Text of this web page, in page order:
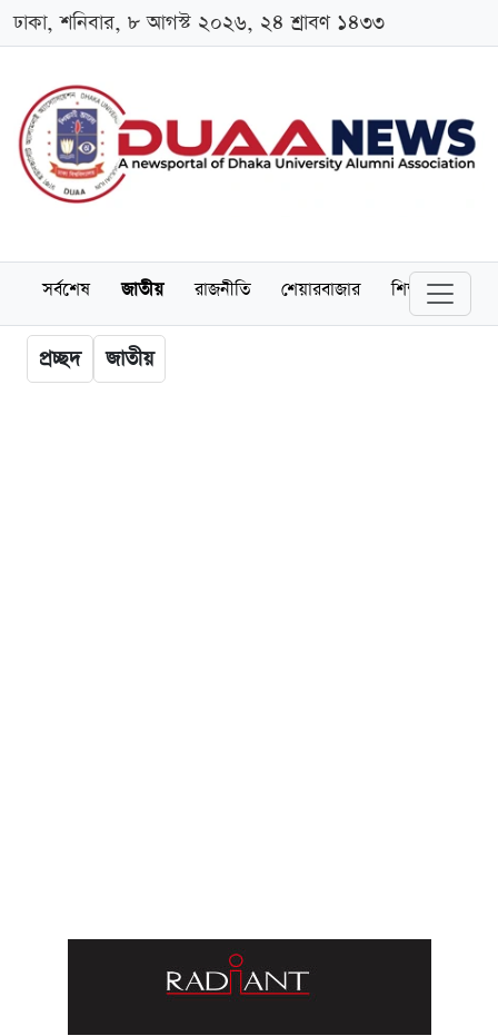
ঢাকা, শনিবার, ৮ আগস্ট ২০২৬, ২৪ শ্রাবণ ১৪৩৩
সর্বশেষ জাতীয় রাজনীতি শেয়ারবাজার শিক্ষা
প্রচ্ছদ জাতীয়